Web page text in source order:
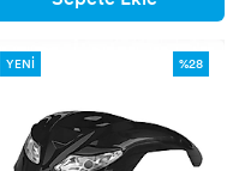
YENİ %28